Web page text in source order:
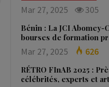
Mar 27, 2025 305
Bénin : La JCI Abomey-
bourses de formation
Mar 27, 2025 626
RÉTRO FInAB 2025 :
célébrités, experts et